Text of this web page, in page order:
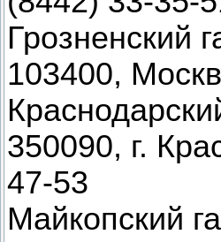
Грозненский
103400,
350090, г.
47-53
Майкопский